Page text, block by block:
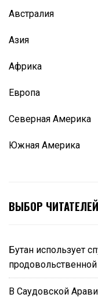
Австралия
Азия
Африка
Европа
Северная Америка
Южная Америка
ВЫБОР ЧИТАТЕЛЕЙ
Бутан использует
В Саудовской